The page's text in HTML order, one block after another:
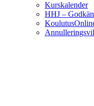
Kurskalender
HHJ –